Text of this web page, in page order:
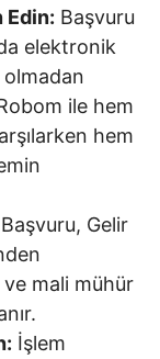
Edin: Başvuru
elektronik
ile hem
hem
Gelir
mali mühür
İşlem